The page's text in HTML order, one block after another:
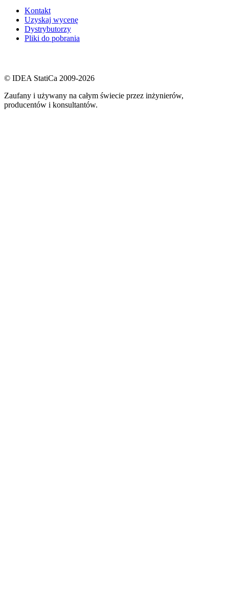
Kontakt
Uzyskaj wycenę
Dystrybutorzy
Pliki do pobrania
© IDEA StatiCa 2009-2026
Zaufany i używany na całym świecie przez inżynierów,
producentów i konsultantów.